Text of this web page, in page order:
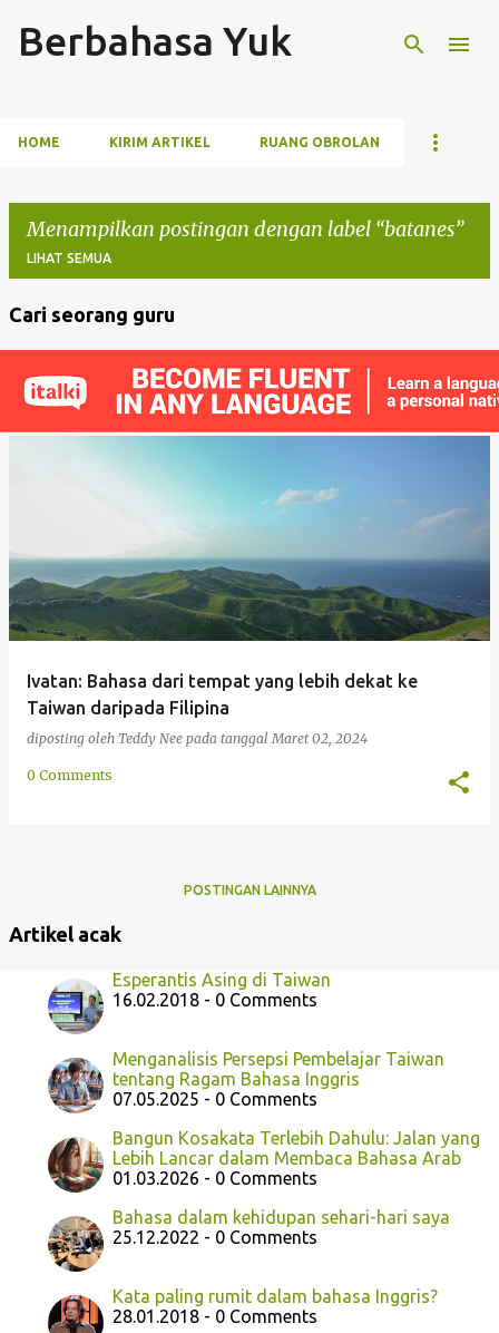
Langsung ke konten utama
Berbahasa Yuk
HOME KIRIM ARTIKEL RUANG OBROLAN
Menampilkan postingan dengan label batanes
LIHAT SEMUA
t
a
n
Cari seorang guru
Ivatan: Bahasa dari tempat yang lebih dekat ke
Taiwan daripada Filipina
diposting oleh Teddy Nee pada tanggalMaret 02, 2024
0 Comments
POSTINGAN LAINNYA
Artikel acak
Esperantis Asing di Taiwan
16.02.2018 - 0 Comments
Menganalisis Persepsi Pembelajar Taiwan
tentang Ragam Bahasa Inggris
07.05.2025 - 0 Comments
Bangun Kosakata Terlebih Dahulu: Jalan yang
Lebih Lancar dalam Membaca Bahasa Arab
01.03.2026 - 0 Comments
Bahasa dalam kehidupan sehari-hari saya
25.12.2022 - 0 Comments
Kata paling rumit dalam bahasa Inggris?
28.01.2018 - 0 Comments